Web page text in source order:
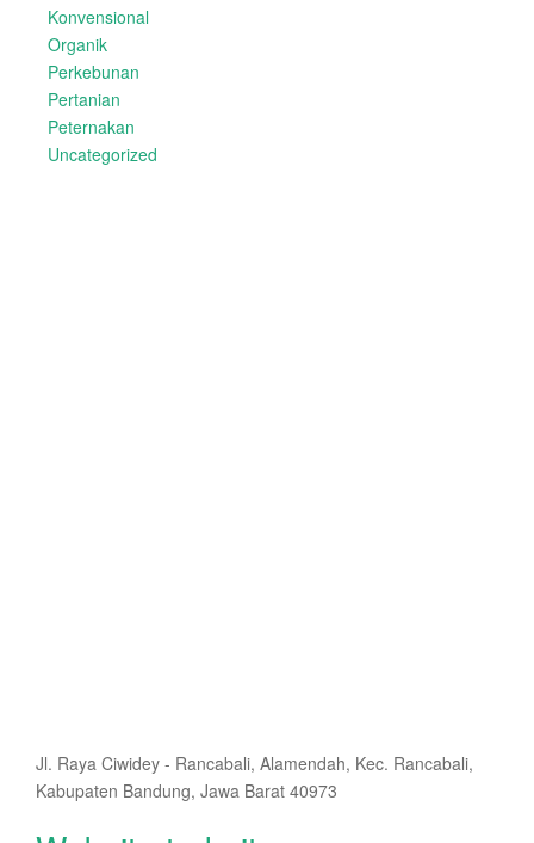
Konvensional
Organik
Perkebunan
Pertanian
Peternakan
Uncategorized
Jl. Raya Ciwidey - Rancabali, Alamendah, Kec. Rancabali,
Kabupaten Bandung, Jawa Barat 40973